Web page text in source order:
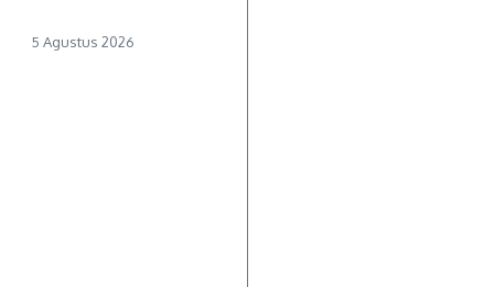
5 Agustus 2026